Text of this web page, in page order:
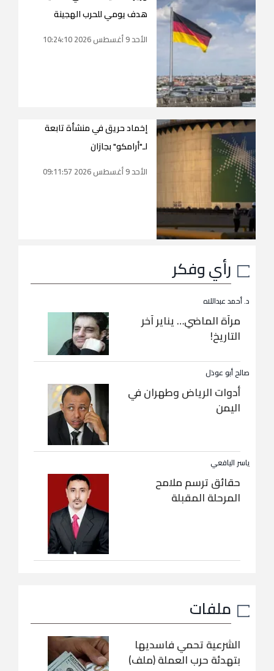
هدف يومي للحرب الهجينة
الأحد 9 أغسطس 2026 10:24:10
إخماد حريق في منشأة تابعة
لـ"أرامكو" بجازان
الأحد 9 أغسطس 2026 09:11:57
رأي وفكر
د. أحمد عبداللاه
مرآة الماضي… يناير آخر
التاريخ!
صالح أبو عوذل
أدوات الرياض وطهران في
اليمن
ياسر اليافعي
حقائق ترسم ملامح
المرحلة المقبلة
ملفات
الشرعية تحمي فاسديها
بتهدئة حرب العملة (ملف)